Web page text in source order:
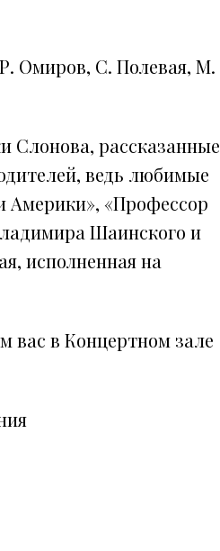
Омиров, С. Полевая, М.
Слонова, рассказанные
ведь любимые
Америки», «Профессор
Шаинского и
исполненная на
вас в Концертном зале